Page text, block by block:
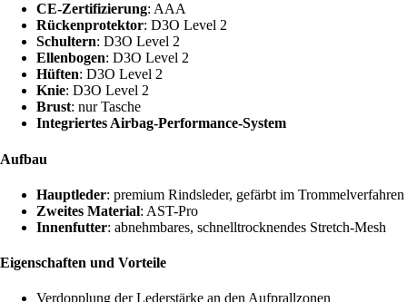
CE-Zertifizierung: AAA
Rückenprotektor: D3O Level 2
Schultern: D3O Level 2
Ellenbogen: D3O Level 2
Hüften: D3O Level 2
Knie: D3O Level 2
Brust: nur Tasche
Integriertes Airbag-Performance-System
Aufbau
Hauptleder: premium Rindsleder, gefärbt im Trommelverfahren
Zweites Material: AST-Pro
Innenfutter: abnehmbares, schnelltrocknendes Stretch-Mesh
Eigenschaften und Vorteile
Verdopplung der Lederstärke an den Aufprallzonen